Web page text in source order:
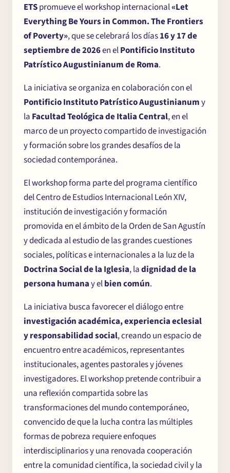
ETSpromueve el workshop internacional«Let
Everything Be Yours in Common. The Frontiers
of Poverty», que se celebrará los días16 y 17 de
septiembre de 2026en elPontificio Instituto
Patrístico Augustinianum de Roma.
La iniciativa se organiza en colaboración con el
Pontificio Instituto Patrístico Augustinianumy
la Facultad Teológica de Italia Central, en el
marco de un proyecto compartido de investigación
y formación sobre los grandes desafíos de la
sociedad contemporánea.
El workshop forma parte del programa científico
del Centro de Estudios Internacional León XIV,
institución de investigación y formación
promovida en el ámbito de la Orden de San Agustín
y dedicada al estudio de las grandes cuestiones
sociales, políticas e internacionales a la luz de la
Doctrina Social de la Iglesia, ladignidad de la
persona humanay elbien común.
La iniciativa busca favorecer el diálogo entre
investigación académica, experiencia eclesial
y responsabilidad social, creando un espacio de
encuentro entre académicos, representantes
institucionales, agentes pastorales y jóvenes
investigadores. El workshop pretende contribuir a
una reflexión compartida sobre las
transformaciones del mundo contemporáneo,
convencido de que la lucha contra las múltiples
formas de pobreza requiere enfoques
interdisciplinarios y una renovada cooperación
entre la comunidad científica, la sociedad civil y la